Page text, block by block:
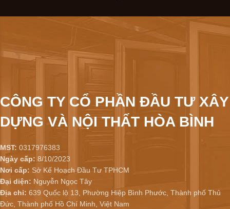
CÔNG TY CỔ PHẦN ĐẦU TƯ XÂY
DỰNG VÀ NỘI THẤT HÒA BÌNH
MST: 0317976383
Ngày cấp: 8/10/2023
Nơi cấp: Sở Kế Hoạch Đầu Tư TPHCM
Đại diện: Nguyễn Ngọc Tây
Địa chỉ: 639 Quốc lộ 13, Phường Hiệp Bình Phước, Thành phố Thủ
Đức, Thành phố Hồ Chí Minh, Việt Nam